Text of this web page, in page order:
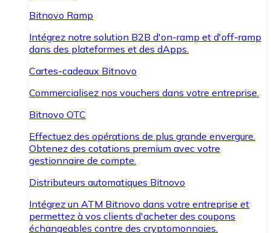
Bitnovo Ramp
Intégrez notre solution B2B d'on-ramp et d'off-ramp
dans des plateformes et des dApps.
Cartes-cadeaux Bitnovo
Commercialisez nos vouchers dans votre entreprise.
Bitnovo OTC
Effectuez des opérations de plus grande envergure.
Obtenez des cotations premium avec votre
gestionnaire de compte.
Distributeurs automatiques Bitnovo
Intégrez un ATM Bitnovo dans votre entreprise et
permettez à vos clients d'acheter des coupons
échangeables contre des cryptomonnaies.